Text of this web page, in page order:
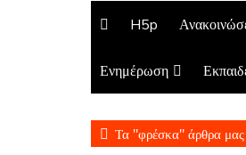
H5p
Ενημέρωση
Τα "φρέσκα" άρθρα μας
Ημέρας Σχολικού Αθλητισμού /